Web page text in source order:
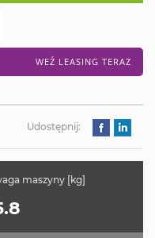
WEŹ LEASING TERAZ
Udostępnij:
maszyny [kg]